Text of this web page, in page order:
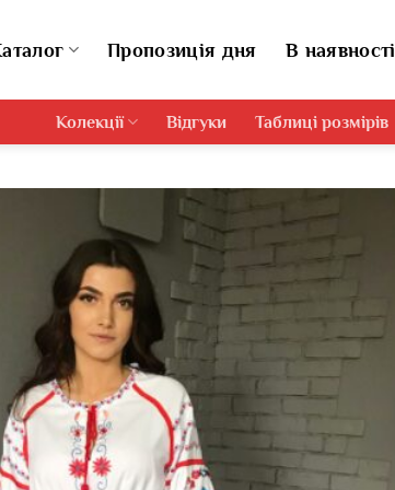
Пропозиція дня В наявності
Колекції Відгуки Таблиці розмірів
Додати
виріб у
вибране